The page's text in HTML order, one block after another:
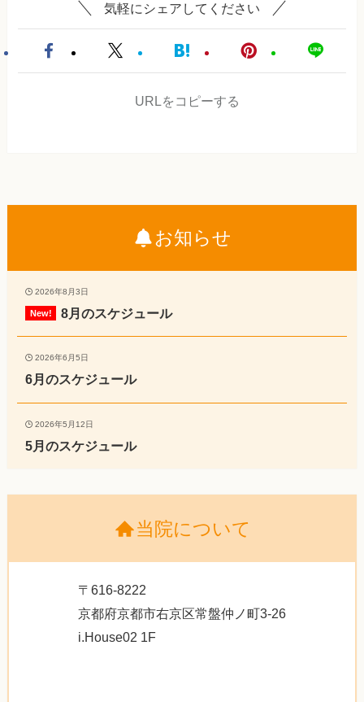
気軽にシェアしてください
URLをコピーする
お知らせ
2026年8月3日
8月のスケジュール
2026年6月5日
6月のスケジュール
2026年5月12日
5月のスケジュール
当院について
〒616-8222
京都府京都市右京区常盤仲ノ町3-26
i.House02 1F